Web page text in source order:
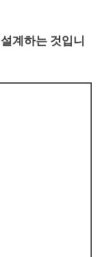
계하는 것입니